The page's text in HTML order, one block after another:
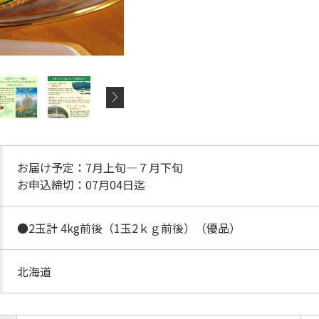
お届け予定：7月上旬―７月下旬
お申込締切：07月04日迄
●2玉計 4kg前後（1玉2ｋｇ前後）（優品）
北海道